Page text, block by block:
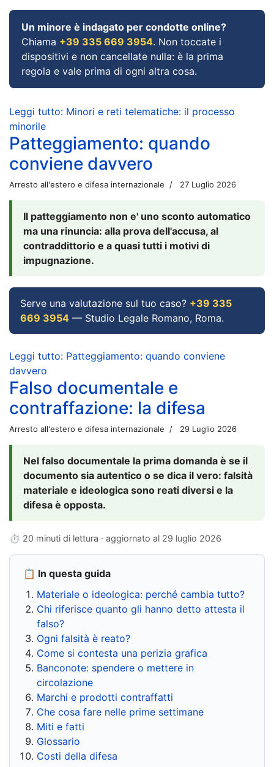
Un minore è indagato per condotte online?
Chiama +39 335 669 3954. Non toccate i
dispositivi e non cancellate nulla: è la prima
regola e vale prima di ogni altra cosa.
Leggi tutto: Minori e reti telematiche: il processo
minorile
Patteggiamento: quando
conviene davvero
Arresto all'estero e difesa internazionale 27 Luglio 2026
Il patteggiamento non e' uno sconto automatico
ma una rinuncia: alla prova dell'accusa, al
contraddittorio e a quasi tutti i motivi di
impugnazione.
Serve una valutazione sul tuo caso? +39 335
669 3954 — Studio Legale Romano, Roma.
Leggi tutto: Patteggiamento: quando conviene
davvero
Falso documentale e
contraffazione: la difesa
Arresto all'estero e difesa internazionale 29 Luglio 2026
Nel falso documentale la prima domanda è se il
documento sia autentico o se dica il vero: falsità
materiale e ideologica sono reati diversi e la
difesa è opposta.
⏱ 20 minuti di lettura · aggiornato al 29 luglio 2026
📋 In questa guida
Materiale o ideologica: perché cambia tutto?
Chi riferisce quanto gli hanno detto attesta il
falso?
Ogni falsità è reato?
Come si contesta una perizia grafica
Banconote: spendere o mettere in
circolazione
Marchi e prodotti contraffatti
Che cosa fare nelle prime settimane
Miti e fatti
Glossario
Costi della difesa